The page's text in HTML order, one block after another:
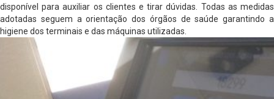
disponível para auxiliar os clientes e tirar dúvidas. Todas as medidas
adotadas seguem a orientação dos órgãos de saúde garantindo a
higiene dos terminais e das máquinas utilizadas.